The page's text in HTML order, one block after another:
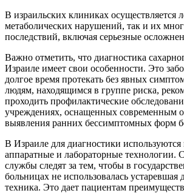
В израильских клиниках осуществляется
метаболических нарушений, так и их
последствий, включая серьезные
Важно отметить, что диагностика
Израиле имеет свои особенности. Это
долгое время протекать без явных
людям, находящимся в группе риска,
проходить профилактические
учреждениях, оснащенных современным
выявления ранних бессимптомных форм
В Израиле для диагностики
аппаратные и лабораторные технологии.
службы следят за тем, чтобы в
больницах не использовалась устаревшая
техника. Это дает пациентам